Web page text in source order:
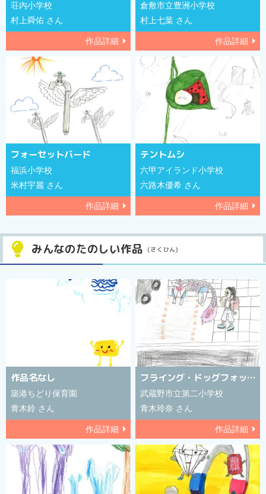
荘内小学校
村上舜佑 さん
作品詳細
倉敷市立豊洲小学校
村上七葉 さん
作品詳細
フォーセットバード
福浜小学校
米村宇麗 さん
作品詳細
テントムシ
六甲アイランド小学校
六路木優希 さん
作品詳細
みんなのたのしい作品
作品名なし
築港ちどり保育園
青木鈴 さん
作品詳細
フライング・ドッグフォックス
武蔵野市立第二小学校
青木玲奈 さん
作品詳細